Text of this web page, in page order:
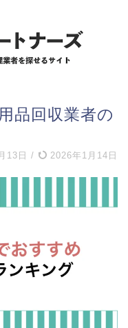
品回収業者の
13日 / 2026年1月14日